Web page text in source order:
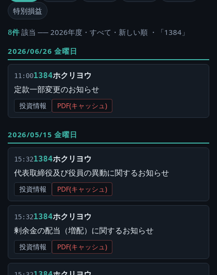
特別損益
8件 該当 ── 2026年度・すべて・新しい順 ・「1384」
2026/06/26 金曜日
11:001384ホクリヨウ
定款一部変更のお知らせ
投資情報 PDF(キャッシュ)
2026/05/15 金曜日
15:321384ホクリヨウ
代表取締役及び役員の異動に関するお知らせ
投資情報 PDF(キャッシュ)
15:321384ホクリヨウ
剰余金の配当（増配）に関するお知らせ
投資情報 PDF(キャッシュ)